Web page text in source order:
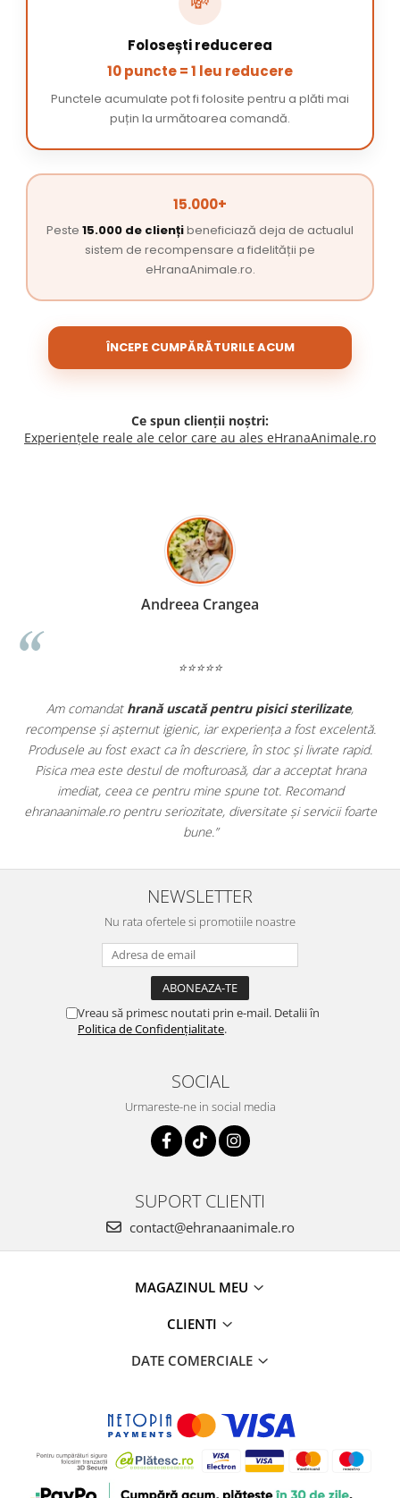
Folosești reducerea
10 puncte = 1 leu reducere
Punctele acumulate pot fi folosite pentru a plăti mai
puțin la următoarea comandă.
15.000+
Peste 15.000 de cliențibeneficiază deja de actualul
sistem de recompensare a fidelității pe
eHranaAnimale.ro.
ÎNCEPE CUMPĂRĂTURILE ACUM
Ce spun clienții noștri:
Experiențele reale ale celor care au ales eHranaAnimale.ro
Madalina Stancea
⭐⭐⭐⭐⭐
Apreciez foarte mult faptul că peehranaanimale.rogăsesc nu
doar hrană, ci și produse dinfarmacia veterinară:
antiparazitare, suplimente și soluții de îngrijire. Este foarte
comod să pot comanda tot ce am nevoie pentru animalul meu
dintr-un singur loc. Livrarea a fost rapidă, iar produsele au fost
originale și în termen. Magazin serios, bine organizat și foarte util
pentru orice stăpân de animale.
NEWSLETTER
Nu rata ofertele si promotiile noastre
Vreau să primesc noutati prin e-mail. Detalii în
Politica de Confidențialitate.
SOCIAL
Urmareste-ne in social media
SUPORT CLIENTI
contact@ehranaanimale.ro
MAGAZINUL MEU
CLIENTI
DATE COMERCIALE